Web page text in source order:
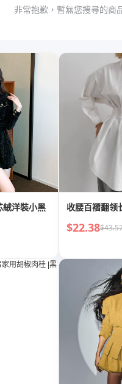
非常抱歉，暫無您搜尋的
絨洋裝小黑
收腰百褶翻领
$22.38